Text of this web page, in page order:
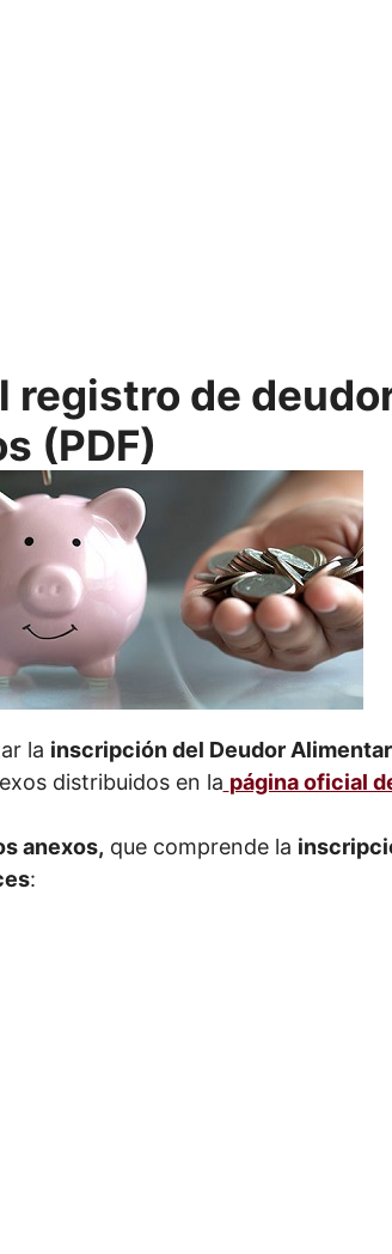
registro de
(PDF)
la inscripción del Deudor
distribuidos en la página oficial
anexos, que comprende la
: